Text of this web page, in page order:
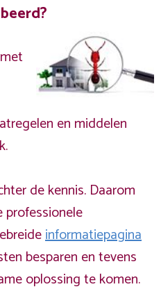
en middelen
de kennis. Daarom
professionele
informatiepagina
besparen en tevens
oplossing te komen.